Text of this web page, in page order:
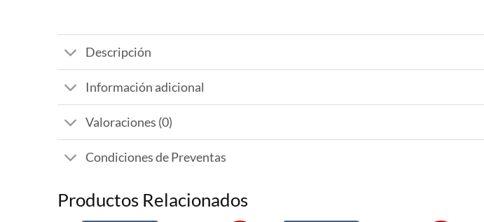
Descripción
Información adicional
Valoraciones (0)
Condiciones de Preventas
Productos Relacionados